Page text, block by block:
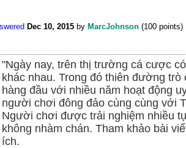
Dec 10, 2015 by MarcJohnson (100 points)
"Ngày nay, trên thị trường cá cược
khác nhau. Trong đó thiên đường
hàng đầu với nhiều năm hoạt động
người chơi đông đảo cùng cùng với
Người chơi được trải nghiệm nhiều
không nhàm chán. Tham khảo bài
ích.